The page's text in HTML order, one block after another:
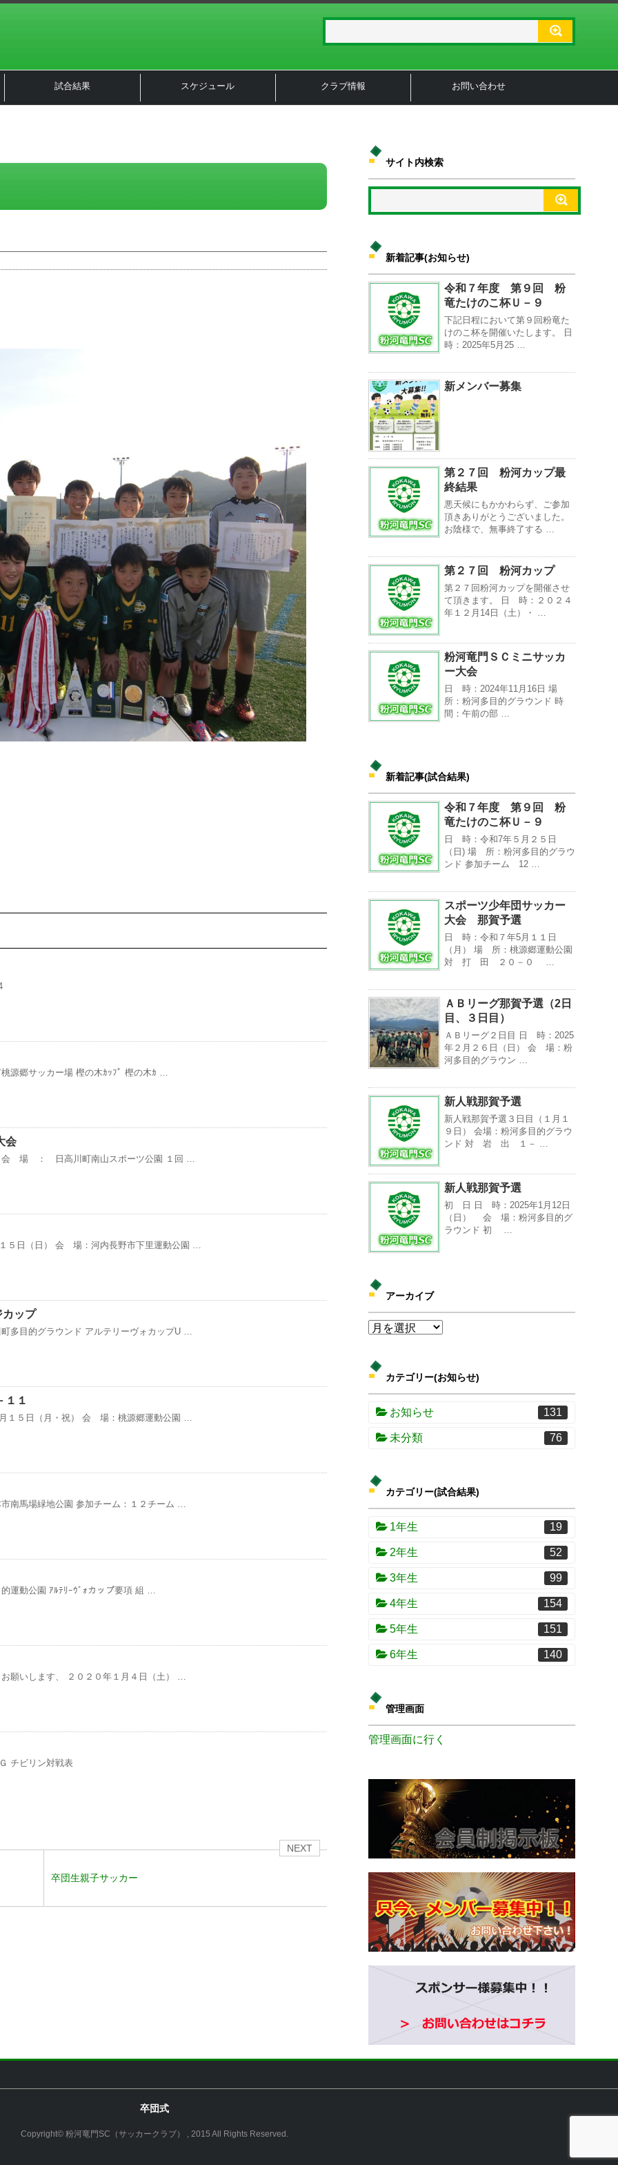
試合結果 スケジュール クラブ情報 お問い合わせ
源郷サッカー場 樫の木ｶｯﾌﾟ 樫の木ｶ …
会
場 ： 日高川町南山スポーツ公園 １回 …
５日（日） 会 場：河内長野市下里運動公園 …
カップ
目的グラウンド アルテリーヴォカップU …
１１
１５日（月・祝） 会 場：桃源郷運動公園 …
南馬場緑地公園 参加チーム：１２チーム …
運動公園 ｱﾙﾃﾘｰｳﾞｫカップ要項 組 …
願いします、 ２０２０年１月４日（土） …
チビリン対戦表
NEXT
卒団生親子サッカー
サイト内検索
新着記事(お知らせ)
令和７年度 第９回 粉
竜たけのこ杯Ｕ－９
下記日程において第９回粉竜た
けのこ杯を開催いたします。 日
時：2025年5月25 …
新メンバー募集
第２７回 粉河カップ最
終結果
悪天候にもかかわらず、ご参加
頂きありがとうございました。
お陰様で、無事終了する …
第２７回 粉河カップ
第２７回粉河カップを開催させ
て頂きます。 日 時：２０２４
年１２月14日（土）・ …
粉河竜門ＳＣミニサッカ
ー大会
日 時：2024年11月16日 場
所：粉河多目的グラウンド 時
間：午前の部 …
新着記事(試合結果)
令和７年度 第９回 粉
竜たけのこ杯Ｕ－９
日 時：令和7年５月２５日
（日) 場 所：粉河多目的グラウ
ンド 参加チーム 12 …
スポーツ少年団サッカー
大会 那賀予選
日 時：令和７年5月１１日
（月） 場 所：桃源郷運動公園
対 打 田 ２０－０ …
ＡＢリーグ那賀予選（2日
目、３日目）
ＡＢリーグ２日目 日 時：2025
年２月２６日（日） 会 場：粉
河多目的グラウン …
新人戦那賀予選
新人戦那賀予選３日目（１月１
９日） 会場：粉河多目的グラウ
ンド 対 岩 出 １－ …
新人戦那賀予選
初 日 日 時：2025年1月12日
（日） 会 場：粉河多目的グ
ラウンド 初 …
アーカイブ
カテゴリー(お知らせ)
お知らせ 131
未分類 76
カテゴリー(試合結果)
1年生 19
2年生 52
3年生 99
4年生 154
5年生 151
6年生 140
管理画面
管理画面に行く
卒団式
Copyright© 粉河竜門SC（サッカークラブ） , 2015 All Rights Reserved.